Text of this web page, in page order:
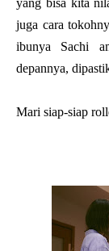
yang bisa kita
juga cara
ibunya Sachi
depannya,
Mari siap-siap